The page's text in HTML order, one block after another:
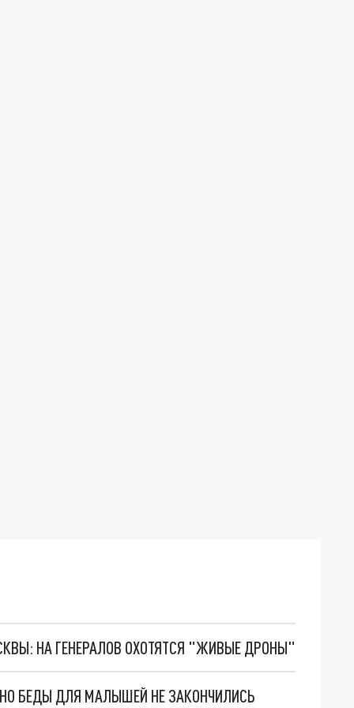
НА ГЕНЕРАЛОВ ОХОТЯТСЯ "ЖИВЫЕ ДРОНЫ"
БЕДЫ ДЛЯ МАЛЫШЕЙ НЕ ЗАКОНЧИЛИСЬ